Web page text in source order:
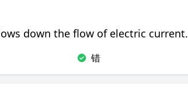
down the flow of electric current.
错